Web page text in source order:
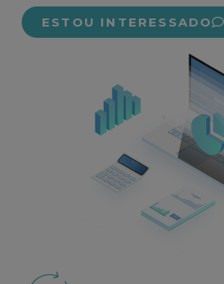
ESTOU INTERESSADO